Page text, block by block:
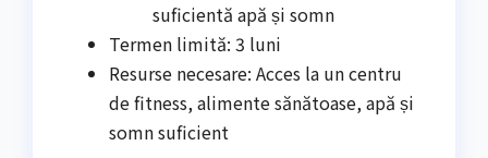
suficientă apă și somn
Termen limită: 3 luni
Resurse necesare: Acces la un centru
de fitness, alimente sănătoase, apă și
somn suficient